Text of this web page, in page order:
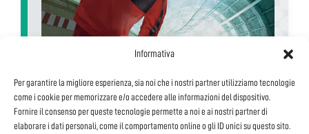
Informativa
Per garantire la migliore esperienza, sia noi che i nostri partner utilizziamo tecnologie
come i cookie per memorizzare e/o accedere alle informazioni del dispositivo.
Fornire il consenso per queste tecnologie permette a noi e ai nostri partner di
elaborare i dati personali, come il comportamento online o gli ID unici su questo sito.